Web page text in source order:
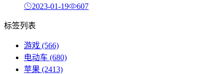
2023-01-19 607
标签列表
游戏 (566)
电动车 (680)
苹果 (2413)